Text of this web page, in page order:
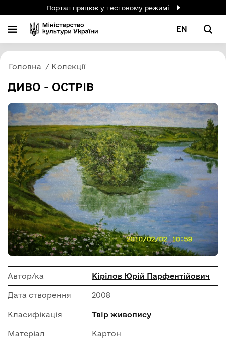
Портал працює у тестовому режимі
EN
Головна Колекції
ДИВО - ОСТРІВ
Автор/ка Кірілов Юрій Парфентійович
Дата створення 2008
Класифікація Твір живопису
Матеріал Картон